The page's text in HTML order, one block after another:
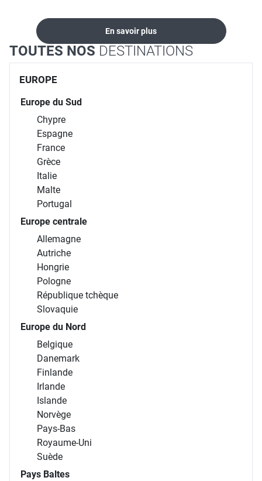
En savoir plus
TOUTES NOS DESTINATIONS
EUROPE
Europe du Sud
Chypre
Espagne
France
Grèce
Italie
Malte
Portugal
Europe centrale
Allemagne
Autriche
Hongrie
Pologne
République tchèque
Slovaquie
Europe du Nord
Belgique
Danemark
Finlande
Irlande
Islande
Norvège
Pays-Bas
Royaume-Uni
Suède
Pays Baltes